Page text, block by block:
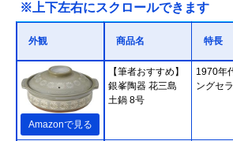
※上下左右にスクロールできます
外観 商品名 特長
Amazonで見る
【筆者おすすめ】
銀峯陶器 花三島
土鍋 8号
1970年
ングセ